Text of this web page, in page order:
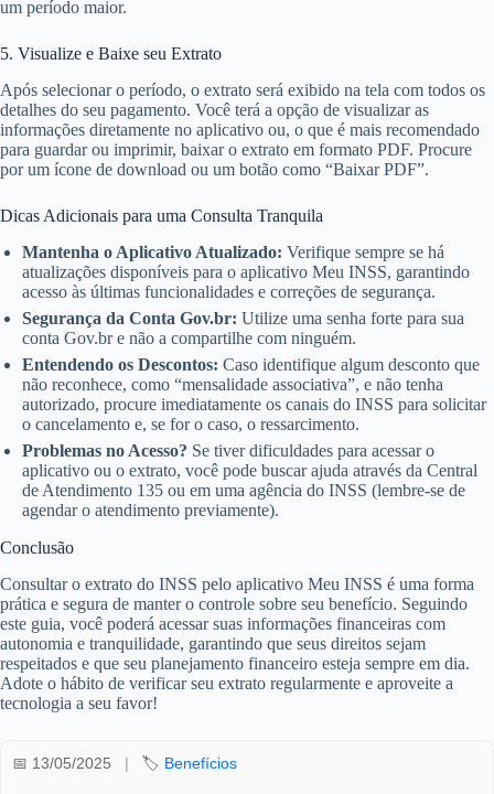
um período maior.
5. Visualize e Baixe seu Extrato
Após selecionar o período, o extrato será exibido na tela com todos os
detalhes do seu pagamento. Você terá a opção de visualizar as
informações diretamente no aplicativo ou, o que é mais recomendado
para guardar ou imprimir, baixar o extrato em formato PDF. Procure
por um ícone de download ou um botão como “Baixar PDF”.
Dicas Adicionais para uma Consulta Tranquila
Mantenha o Aplicativo Atualizado: Verifique sempre se há
atualizações disponíveis para o aplicativo Meu INSS, garantindo
acesso às últimas funcionalidades e correções de segurança.
Segurança da Conta Gov.br: Utilize uma senha forte para sua
conta Gov.br e não a compartilhe com ninguém.
Entendendo os Descontos: Caso identifique algum desconto que
não reconhece, como “mensalidade associativa”, e não tenha
autorizado, procure imediatamente os canais do INSS para solicitar
o cancelamento e, se for o caso, o ressarcimento.
Problemas no Acesso? Se tiver dificuldades para acessar o
aplicativo ou o extrato, você pode buscar ajuda através da Central
de Atendimento 135 ou em uma agência do INSS (lembre-se de
agendar o atendimento previamente).
Conclusão
Consultar o extrato do INSS pelo aplicativo Meu INSS é uma forma
prática e segura de manter o controle sobre seu benefício. Seguindo
este guia, você poderá acessar suas informações financeiras com
autonomia e tranquilidade, garantindo que seus direitos sejam
respeitados e que seu planejamento financeiro esteja sempre em dia.
Adote o hábito de verificar seu extrato regularmente e aproveite a
tecnologia a seu favor!
📅 13/05/2025 | 🏷️ Benefícios